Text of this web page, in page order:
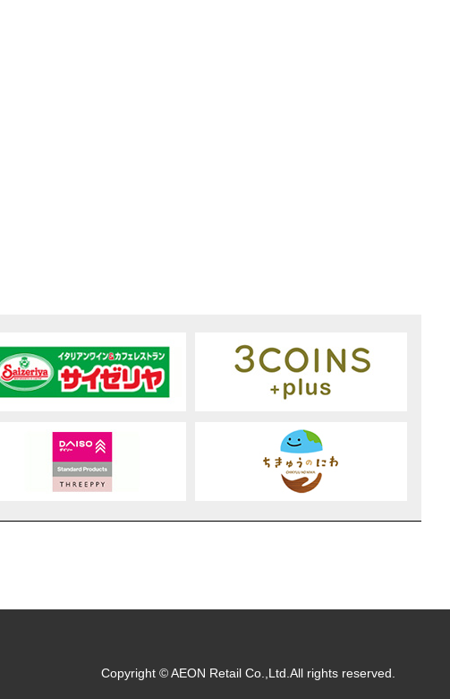
Copyright © AEON Retail Co.,Ltd.All rights reserved.